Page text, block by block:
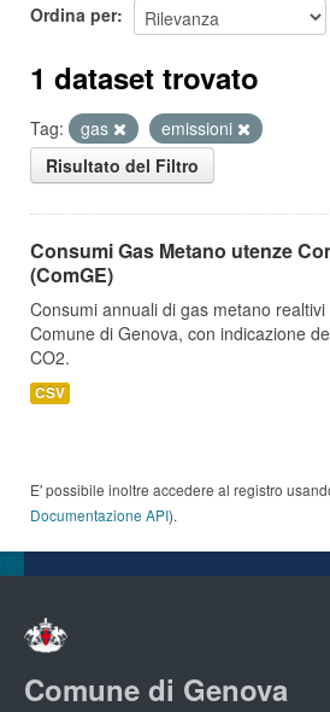
Ordina per
1 dataset trovato
Tag: gas
emissioni
Risultato del Filtro
Consumi Gas Metano utenze
(ComGE)
Consumi annuali di gas metano
Comune di Genova, con indicazione
CO2.
CSV
E' possibile inoltre accedere al registro
Documentazione API).
Comune di Genova